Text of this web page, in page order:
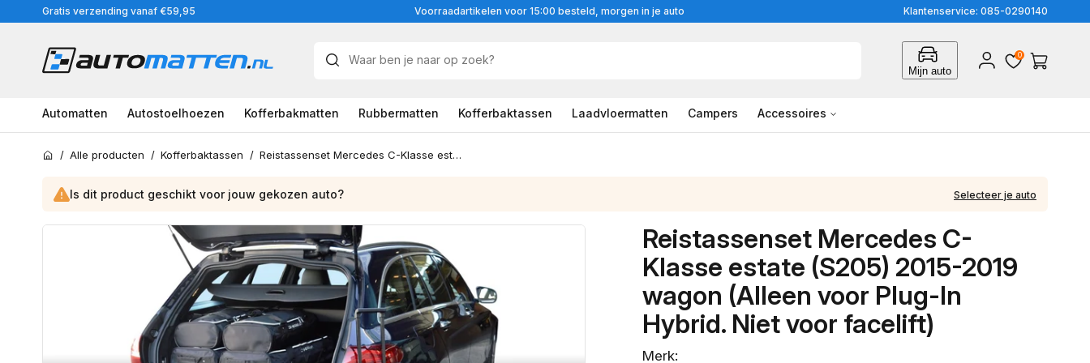
naar
Gratis verzending vanaf €59,95 Voorraadartikelen voor 15:00 besteld, morgen in je auto Klantenservice: 085-0290140
Mijn auto
Inloggen 0
Winkelwagen
Automatten Autostoelhoezen Kofferbakmatten Rubbermatten Kofferbaktassen Laadvloermatten Campers Accessoires
Home
/ Alle producten / Kofferbaktassen / Reistassenset Mercedes C-Klasse estate (S205) 2015-2019 wagon (Alleen voor Plug-In Hybrid. Niet voor facelift)
Is dit product geschikt voor jouw gekozen auto? Selecteer je auto
Reistassenset Mercedes C-
Klasse estate (S205) 2015-2019
wagon (Alleen voor Plug-In
Hybrid. Niet voor facelift)
Merk: